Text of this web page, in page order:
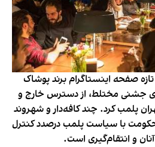
صفحه اینستاگرام برند پوشاک
جشنی مختلط، از دسترس خارج و
پلمب کرد. چند کافه‌‌دار و شهروند
حکومت با سیاست پلمب درصدد کنترل
و انتقام‌گیری است.